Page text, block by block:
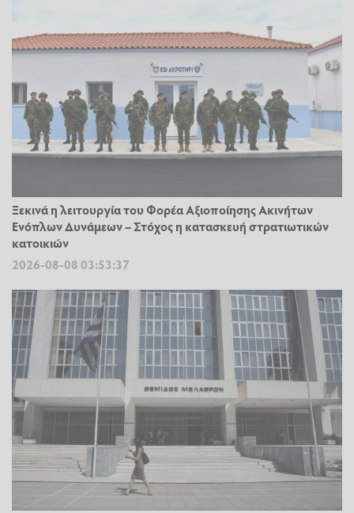
Ξεκινά η λειτουργία του Φορέα Αξιοποίησης Ακινήτων
Ενόπλων Δυνάμεων – Στόχος η κατασκευή στρατιωτικών
κατοικιών
2026-08-08 03:53:37